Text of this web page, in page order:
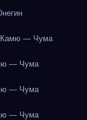
Камю — Чума
— Чума
— Чума
— Чума